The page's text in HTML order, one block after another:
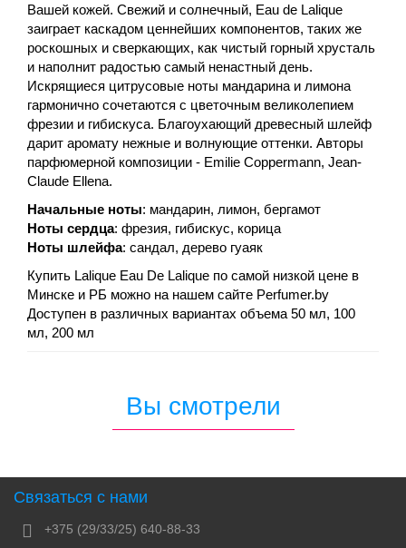
Вашей кожей. Свежий и солнечный, Eau de Lalique
заиграет каскадом ценнейших компонентов, таких же
роскошных и сверкающих, как чистый горный хрусталь
и наполнит радостью самый ненастный день.
Искрящиеся цитрусовые ноты мандарина и лимона
гармонично сочетаются с цветочным великолепием
фрезии и гибискуса. Благоухающий древесный шлейф
дарит аромату нежные и волнующие оттенки. Авторы
парфюмерной композиции - Emilie Coppermann, Jean-
Claude Ellena.
Начальные ноты: мандарин, лимон, бергамот
Ноты сердца: фрезия, гибискус, корица
Ноты шлейфа: сандал, дерево гуаяк
Купить Lalique Eau De Lalique по самой низкой цене в
Минске и РБ можно на нашем сайте Perfumer.by
Доступен в различных вариантах объема 50 мл, 100
мл, 200 мл
Вы смотрели
Связаться с нами
+375 (29/33/25) 640-88-33